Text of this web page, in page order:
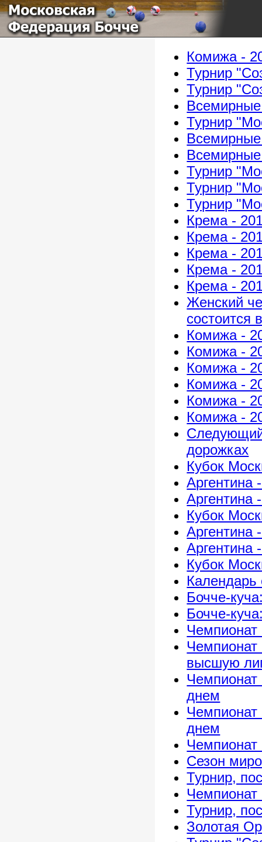
Московская
Федерация Бочче
Комижа -
Турнир
Турнир
Всемирные
Турнир
Турнир
Турнир
Турнир
Крема -
Крема -
Крема -
Крема -
Крема -
Женский
состоится
Комижа -
Комижа -
Комижа -
Комижа -
Комижа -
Комижа -
Следующий
дорожках
Кубок
Аргентина
Аргентина
Кубок
Аргентина
Аргентина
Кубок
Календарь
Бочче-
Бочче-
высшую
днем
днем
Сезон
Турнир,
Турнир,
Золотая